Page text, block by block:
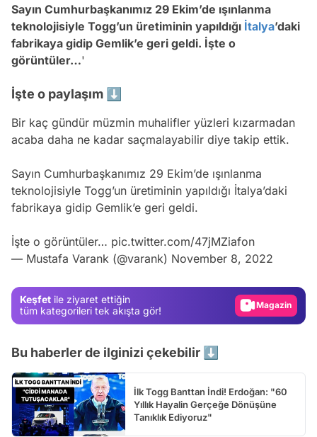
Sayın Cumhurbaşkanımız 29 Ekim’de ışınlanma
teknolojisiyle Togg’un üretiminin yapıldığı İtalya’daki
fabrikaya gidip Gemlik’e geri geldi. İşte o
görüntüler…'
İşte o paylaşım ⬇️
Bir kaç gündür müzmin muhalifler yüzleri kızarmadan
acaba daha ne kadar saçmalayabilir diye takip ettik.
Sayın Cumhurbaşkanımız 29 Ekim’de ışınlanma
teknolojisiyle Togg’un üretiminin yapıldığı İtalya’daki
fabrikaya gidip Gemlik’e geri geldi.
İşte o görüntüler… pic.twitter.com/47jMZiafon
— Mustafa Varank (@varank) November 8, 2022
Keşfet ile ziyaret ettiğin
tüm kategorileri tek akışta gör!
Magazin
Bu haberler de ilginizi çekebilir ⬇️
İlk Togg Banttan İndi! Erdoğan: "60
Yıllık Hayalin Gerçeğe Dönüşüne
Tanıklık Ediyoruz"